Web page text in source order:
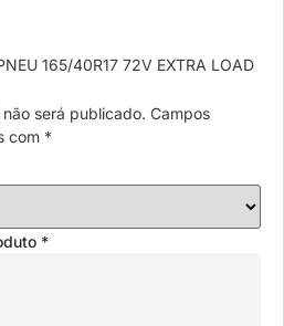
165/40R17 72V EXTRA LOAD
será publicado. Campos
com *
*